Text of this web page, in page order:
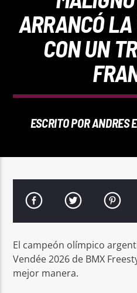
PlayFM 95.9
ARRANCÓ
CON UN
ESCRITO PORANDRES
El campeón olímpico
Vendée 2026 de BMX
mejor manera.